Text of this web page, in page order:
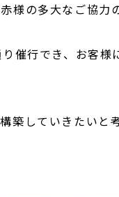
様の多大なご協力
催行でき、お客
していきたいと考